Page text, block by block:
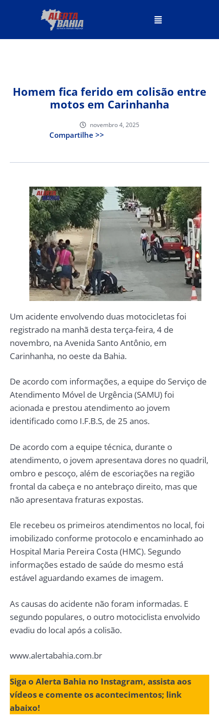
Homem fica ferido em colisão entre
motos em Carinhanha
novembro 4, 2025
Compartilhe >>
Um acidente envolvendo duas motocicletas foi
registrado na manhã desta terça-feira, 4 de
novembro, na Avenida Santo Antônio, em
Carinhanha, no oeste da Bahia.
De acordo com informações, a equipe do Serviço de
Atendimento Móvel de Urgência (SAMU) foi
acionada e prestou atendimento ao jovem
identificado como I.F.B.S, de 25 anos.
De acordo com a equipe técnica, durante o
atendimento, o jovem apresentava dores no quadril,
ombro e pescoço, além de escoriações na região
frontal da cabeça e no antebraço direito, mas que
não apresentava fraturas expostas.
Ele recebeu os primeiros atendimentos no local, foi
imobilizado conforme protocolo e encaminhado ao
Hospital Maria Pereira Costa (HMC). Segundo
informações estado de saúde do mesmo está
estável aguardando exames de imagem.
As causas do acidente não foram informadas. E
segundo populares, o outro motociclista envolvido
evadiu do local após a colisão.
www.alertabahia.com.br
Siga o Alerta Bahia no Instagram, assista aos
vídeos e comente os acontecimentos; link
abaixo!